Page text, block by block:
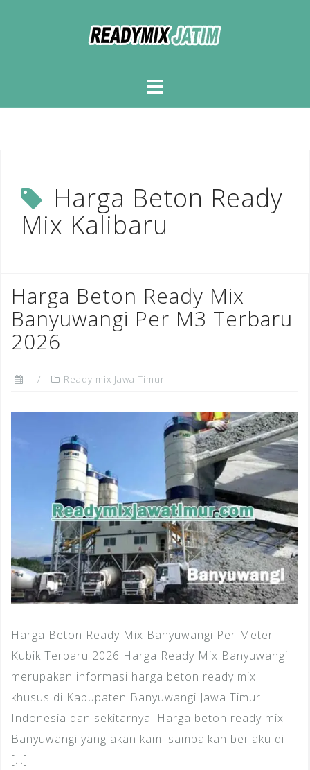
Harga Beton Ready
Mix Kalibaru
Harga Beton Ready Mix
Banyuwangi Per M3 Terbaru
2026
Ready mix Jawa Timur
Harga Beton Ready Mix Banyuwangi Per Meter
Kubik Terbaru 2026 Harga Ready Mix Banyuwangi
merupakan informasi harga beton ready mix
khusus di Kabupaten Banyuwangi Jawa Timur
Indonesia dan sekitarnya. Harga beton ready mix
Banyuwangi yang akan kami sampaikan berlaku di
[…]